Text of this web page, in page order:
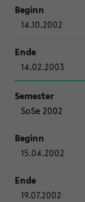
14.10.2002
14.02.2003
SoSe 2002
15.04.2002
19.07.2002